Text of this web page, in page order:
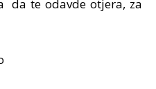
da te odavde otjera, za